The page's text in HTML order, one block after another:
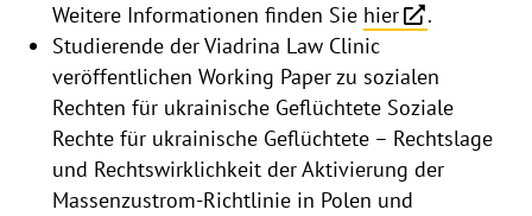
Weitere Informationen finden Sie hier
.
Studierende der Viadrina Law Clinic
veröffentlichen Working Paper zu sozialen
Rechten für ukrainische Geflüchtete Soziale
Rechte für ukrainische Geflüchtete – Rechtslage
und Rechtswirklichkeit der Aktivierung der
Massenzustrom-Richtlinie in Polen und